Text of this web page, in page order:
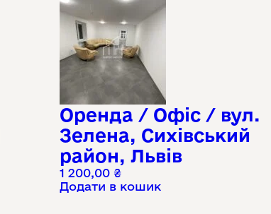
Оренда / Офіс / вул.
Зелена, Сихівський
район, Львів
1 200,00₴
Додати в кошик